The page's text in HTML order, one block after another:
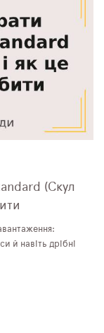
(Скул
й навіть дрібні